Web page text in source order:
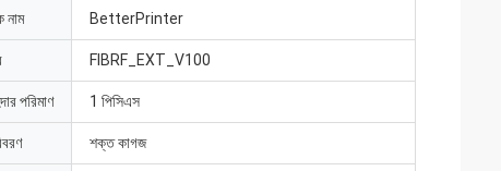
নাম BetterPrinter
FIBRF_EXT_V100
পরিমাণ 1 পিসিএস
শক্ত কাগজ